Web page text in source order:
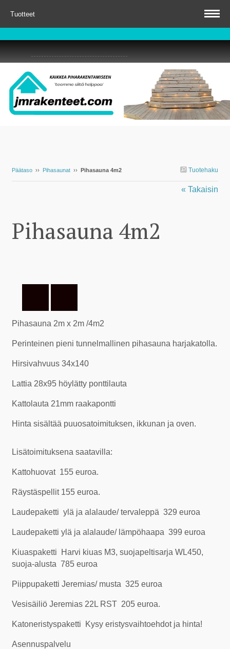
Tuotteet
Tuotehaku
Päätaso ›› Pihasaunat ›› Pihasauna 4m2
« Takaisin
Pihasauna 4m2
Pihasauna 2m x 2m /4m2
Perinteinen pieni tunnelmallinen pihasauna harjakatolla.
Hirsivahvuus 34x140
Lattia 28x95 höylätty ponttilauta
Kattolauta 21mm raakapontti
Hinta sisältää puuosatoimituksen, ikkunan ja oven.
Lisätoimituksena saatavilla:
Kattohuovat 155 euroa.
Räystäspellit 155 euroa.
Laudepaketti ylä ja alalaude/ tervaleppä 329 euroa
Laudepaketti ylä ja alalaude/ lämpöhaapa 399 euroa
Kiuaspaketti Harvi kiuas M3, suojapeltisarja WL450,
suoja-alusta 785 euroa
Piippupaketti Jeremias/ musta 325 euroa
Vesisäiliö Jeremias 22L RST 205 euroa.
Katoneristyspaketti Kysy eristysvaihtoehdot ja hinta!
Asennuspalvelu